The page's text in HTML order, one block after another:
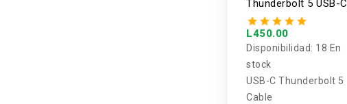
Thunderbolt 5 USB-C
a USB-C PD 8K
80Gbps 240W 1.5M
L450.00
Disponibilidad: 18 En
stock
USB-C Thunderbolt 5
Cable